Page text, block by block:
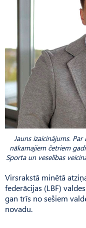
Jauns izaicinājums.
nākamajiem četriem
Sporta un veselības
Virsrakstā minētā
federācijas (LBF)
gan trīs no sešiem
novadu.